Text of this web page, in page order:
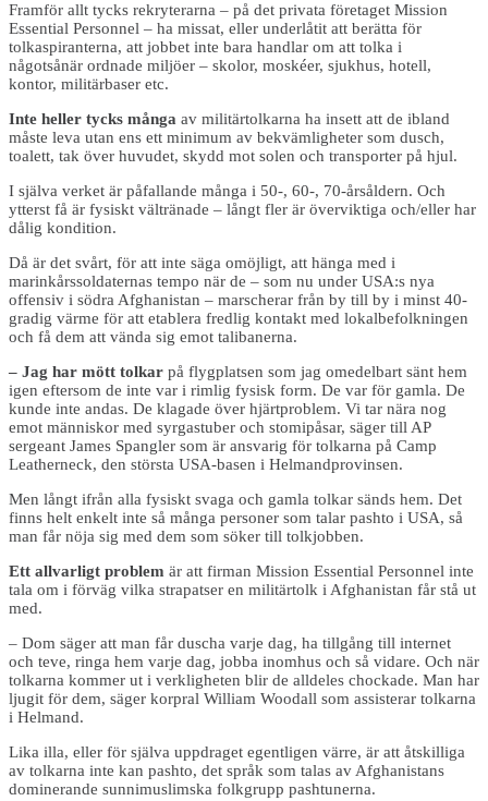
Framför allt tycks rekryterarna – på det privata företaget Mission
Essential Personnel – ha missat, eller underlåtit att berätta för
tolkaspiranterna, att jobbet inte bara handlar om att tolka i
någotsånär ordnade miljöer – skolor, moskéer, sjukhus, hotell,
kontor, militärbaser etc.
Inte heller tycks många av militärtolkarna ha insett att de ibland
måste leva utan ens ett minimum av bekvämligheter som dusch,
toalett, tak över huvudet, skydd mot solen och transporter på hjul.
I själva verket är påfallande många i 50-, 60-, 70-årsåldern. Och
ytterst få är fysiskt vältränade – långt fler är överviktiga och/eller har
dålig kondition.
Då är det svårt, för att inte säga omöjligt, att hänga med i
marinkårssoldaternas tempo när de – som nu under USA:s nya
offensiv i södra Afghanistan – marscherar från by till by i minst 40-
gradig värme för att etablera fredlig kontakt med lokalbefolkningen
och få dem att vända sig emot talibanerna.
– Jag har mött tolkar på flygplatsen som jag omedelbart sänt hem
igen eftersom de inte var i rimlig fysisk form. De var för gamla. De
kunde inte andas. De klagade över hjärtproblem. Vi tar nära nog
emot människor med syrgastuber och stomipåsar, säger till AP
sergeant James Spangler som är ansvarig för tolkarna på Camp
Leatherneck, den största USA-basen i Helmandprovinsen.
Men långt ifrån alla fysiskt svaga och gamla tolkar sänds hem. Det
finns helt enkelt inte så många personer som talar pashto i USA, så
man får nöja sig med dem som söker till tolkjobben.
Ett allvarligt problem är att firman Mission Essential Personnel inte
tala om i förväg vilka strapatser en militärtolk i Afghanistan får stå ut
med.
– Dom säger att man får duscha varje dag, ha tillgång till internet
och teve, ringa hem varje dag, jobba inomhus och så vidare. Och när
tolkarna kommer ut i verkligheten blir de alldeles chockade. Man har
ljugit för dem, säger korpral William Woodall som assisterar tolkarna
i Helmand.
Lika illa, eller för själva uppdraget egentligen värre, är att åtskilliga
av tolkarna inte kan pashto, det språk som talas av Afghanistans
dominerande sunnimuslimska folkgrupp pashtunerna.